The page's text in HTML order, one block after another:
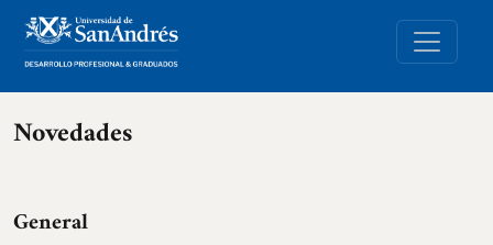
Novedades
General